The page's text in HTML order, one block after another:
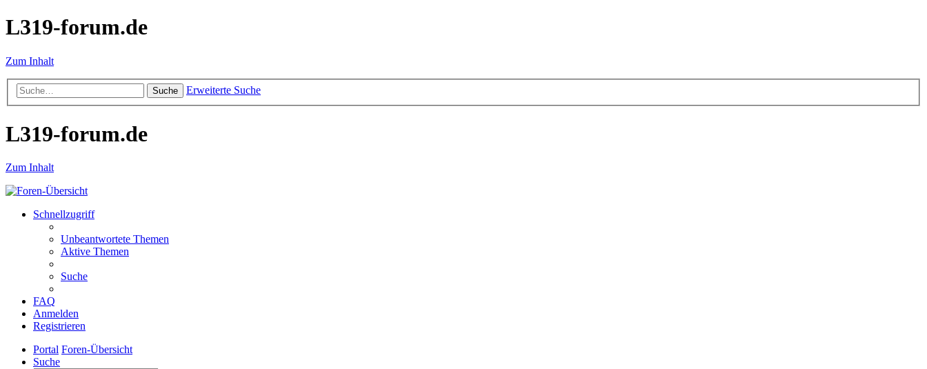
L319-forum.de
Zum Inhalt
Suche Erweiterte Suche
L319-forum.de
Zum Inhalt
Schnellzugriff
Unbeantwortete Themen
Aktive Themen
Suche
FAQ
Anmelden
Registrieren
Portal Foren-Übersicht
Suche